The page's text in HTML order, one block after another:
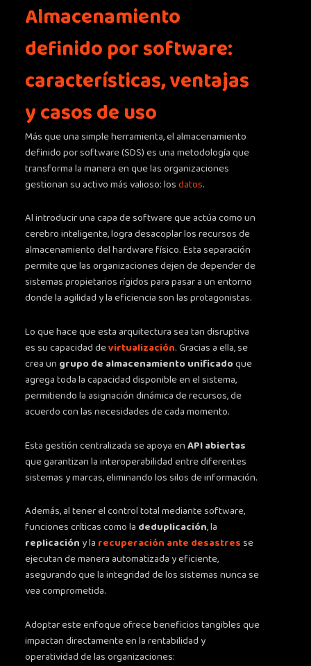
Almacenamiento
definido por software:
características, ventajas
y casos de uso
Más que una simple herramienta, el almacenamiento
definido por software (SDS) es una metodología que
transforma la manera en que las organizaciones
gestionan su activo más valioso: losdatos.
Al introducir una capa de software que actúa como un
cerebro inteligente, logra desacoplar los recursos de
almacenamiento del hardware físico. Esta separación
permite que las organizaciones dejen de depender de
sistemas propietarios rígidos para pasar a un entorno
donde la agilidad y la eficiencia son las protagonistas.
Lo que hace que esta arquitectura sea tan disruptiva
es su capacidad devirtualización. Gracias a ella, se
crea un grupo de almacenamiento unificadoque
agrega toda la capacidad disponible en el sistema,
permitiendo la asignación dinámica de recursos, de
acuerdo con las necesidades de cada momento.
Esta gestión centralizada se apoya enAPI abiertas
que garantizan la interoperabilidad entre diferentes
sistemas y marcas, eliminando los silos de información.
Además, al tener el control total mediante software,
funciones críticas como la deduplicación, la
replicación y la recuperación ante desastres se
ejecutan de manera automatizada y eficiente,
asegurando que la integridad de los sistemas nunca se
vea comprometida.
Adoptar este enfoque ofrece beneficios tangibles que
impactan directamente en la rentabilidad y
operatividad de las organizaciones: